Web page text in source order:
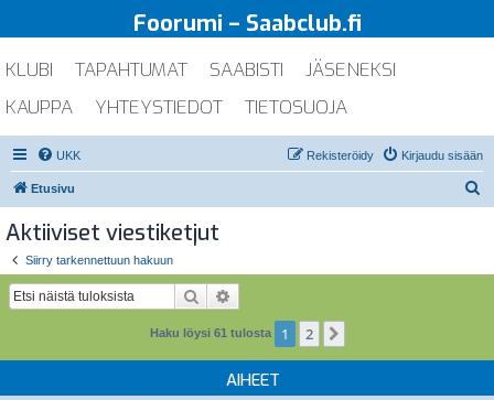
Foorumi – Saabclub.fi
KLUBI TAPAHTUMAT SAABISTI
JÄSENEKSI
KAUPPA
YHTEYSTIEDOT TIETOSUOJA
UKK Kirjaudu sisään
Rekisteröidy
Etusivu
Aktiiviset viestiketjut
Siirry tarkennettuun hakuun
Etsi
Haku löysi 61 tulosta 1 2
AIHEET